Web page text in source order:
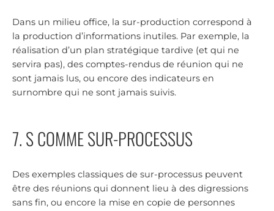
Dans un milieu office, la sur-production correspond à
la production d’informations inutiles. Par exemple, la
réalisation d’un plan stratégique tardive (et qui ne
servira pas), des comptes-rendus de réunion qui ne
sont jamais lus, ou encore des indicateurs en
surnombre qui ne sont jamais suivis.
7. S COMME SUR-PROCESSUS
Des exemples classiques de sur-processus peuvent
être des réunions qui donnent lieu à des digressions
sans fin, ou encore la mise en copie de personnes